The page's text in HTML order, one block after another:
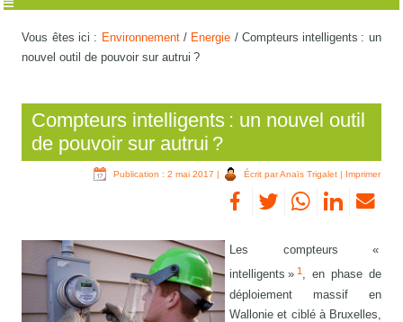
Vous êtes ici : Environnement/ Energie / Compteurs intelligents : un
nouvel outil de pouvoir sur autrui ?
Compteurs intelligents : un nouvel outil
de pouvoir sur autrui ?
Publication : 2 mai 2017 | Écrit par Anaïs Trigalet| Imprimer
Les compteurs «
intelligents »1 , en phase de
déploiement massif en
Wallonie et ciblé à Bruxelles,